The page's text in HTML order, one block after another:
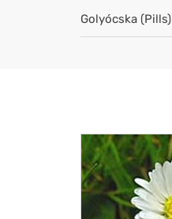
Golyócska (Pills)